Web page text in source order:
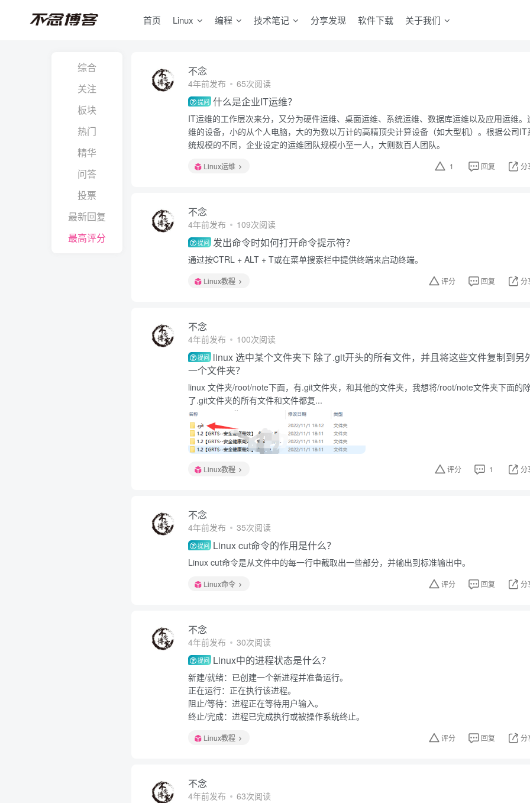
首页 Linux 编程 技术笔记 分享发现 软件下载 关于我们
综合
关注
板块
热门
精华
问答
投票
最新回复
最高评分
不念
4年前发布 65次阅读
提问 什么是企业IT运维？
IT运维的工作层次来分，又分为硬件运维、桌面运维、系统运维、数据库运维以及应用运维。
维的设备，小的从个人电脑，大的为数以万计的高精顶尖计算设备（如大型机）。根据公司IT
统规模的不同，企业设定的运维团队规模小至一人，大则数百人团队。
Linux运维 1 回复 分
不念
4年前发布 109次阅读
提问 发出命令时如何打开命令提示符？
通过按CTRL + ALT + T或在菜单搜索栏中提供终端来启动终端。
Linux教程 评分 回复 分
不念
4年前发布 100次阅读
提问 linux 选中某个文件夹下 除了.git开头的所有文件，并且将这些文件复制到另
一个文件夹？
linux 文件夹/root/note下面，有.git文件夹，和其他的文件夹，我想将/root/note文件夹下面的
了.git文件夹的所有文件和文件都复...
Linux教程 评分 1 分
不念
4年前发布 35次阅读
提问 Linux cut命令的作用是什么？
Linux cut命令是从文件中的每一行中截取出一些部分，并输出到标准输出中。
Linux命令 评分 回复 分
不念
4年前发布 30次阅读
提问 Linux中的进程状态是什么？
新建/就绪：已创建一个新进程并准备运行。
正在运行：正在执行该进程。
阻止/等待：进程正在等待用户输入。
终止/完成：进程已完成执行或被操作系统终止。
Linux教程 评分 回复 分
不念
4年前发布 63次阅读